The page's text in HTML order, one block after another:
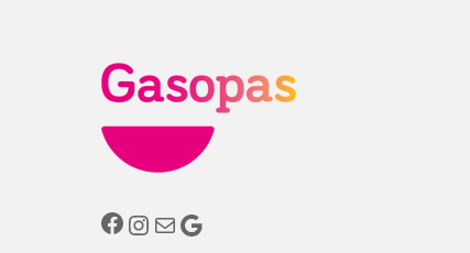
Facebook
Instagram
Correo electrónico